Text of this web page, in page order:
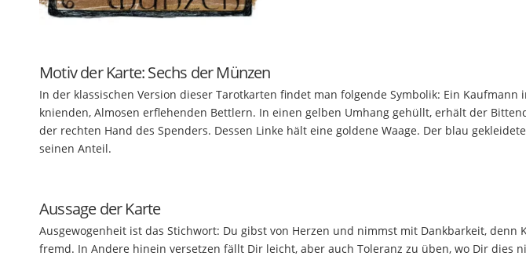
Motiv der Karte: Sechs der Münzen
In der klassischen Version dieser Tarotkarten findet man folgende Symbolik: Ein Kaufmann
knienden, Almosen erflehenden Bettlern. In einen gelben Umhang gehüllt, erhält der
der rechten Hand des Spenders. Dessen Linke hält eine goldene Waage. Der blau
seinen Anteil.
Aussage der Karte
Ausgewogenheit ist das Stichwort: Du gibst von Herzen und nimmst mit Dankbarkeit, denn
fremd. In Andere hinein versetzen fällt Dir leicht, aber auch Toleranz zu üben, wo Dir dies